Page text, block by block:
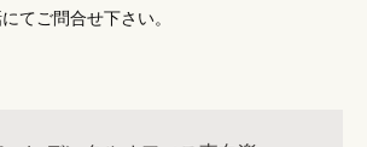
てご問合せ下さい。